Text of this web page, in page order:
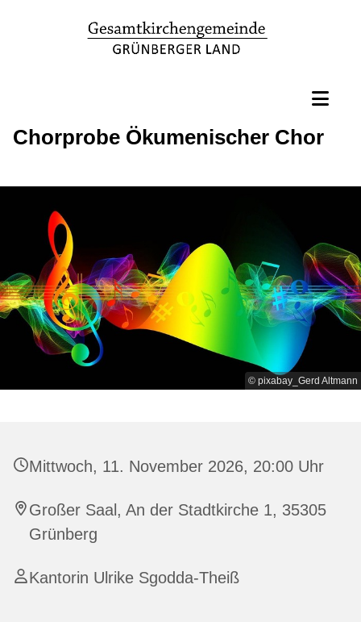
Chorprobe Ökumenischer Chor
© pixabay_Gerd Altmann
Mittwoch, 11. November 2026, 20:00 Uhr
Großer Saal, An der Stadtkirche 1, 35305
Grünberg
Kantorin Ulrike Sgodda-Theiß